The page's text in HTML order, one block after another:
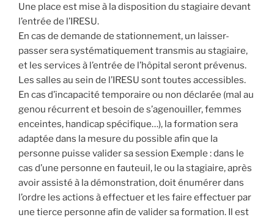
Une place est mise à la disposition du stagiaire devant
l’entrée de l’IRESU.
En cas de demande de stationnement, un laisser-
passer sera systématiquement transmis au stagiaire,
et les services à l’entrée de l’hôpital seront prévenus.
Les salles au sein de l’IRESU sont toutes accessibles.
En cas d’incapacité temporaire ou non déclarée (mal au
genou récurrent et besoin de s’agenouiller, femmes
enceintes, handicap spécifique…), la formation sera
adaptée dans la mesure du possible afin que la
personne puisse valider sa session Exemple : dans le
cas d’une personne en fauteuil, le ou la stagiaire, après
avoir assisté à la démonstration, doit énumérer dans
l’ordre les actions à effectuer et les faire effectuer par
une tierce personne afin de valider sa formation. Il est